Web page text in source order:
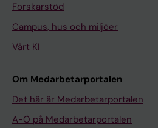
Forskarstöd
Campus, hus och miljöer
Vårt KI
Om Medarbetarportalen
Det här är Medarbetarportalen
A-Ö på Medarbetarportalen